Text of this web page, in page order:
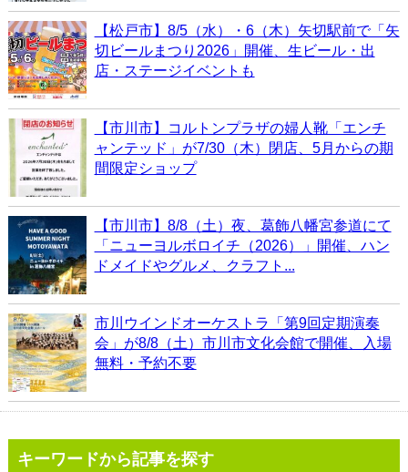
【松戸市】8/5（水）・6（木）矢切駅前で「矢
切ビールまつり2026」開催、生ビール・出
店・ステージイベントも
【市川市】コルトンプラザの婦人靴「エンチ
ャンテッド」が7/30（木）閉店、5月からの期
間限定ショップ
【市川市】8/8（土）夜、葛飾八幡宮参道にて
「ニューヨルボロイチ（2026）」開催、ハン
ドメイドやグルメ、クラフト...
市川ウインドオーケストラ「第9回定期演奏
会」が8/8（土）市川市文化会館で開催、入場
無料・予約不要
キーワードから記事を探す